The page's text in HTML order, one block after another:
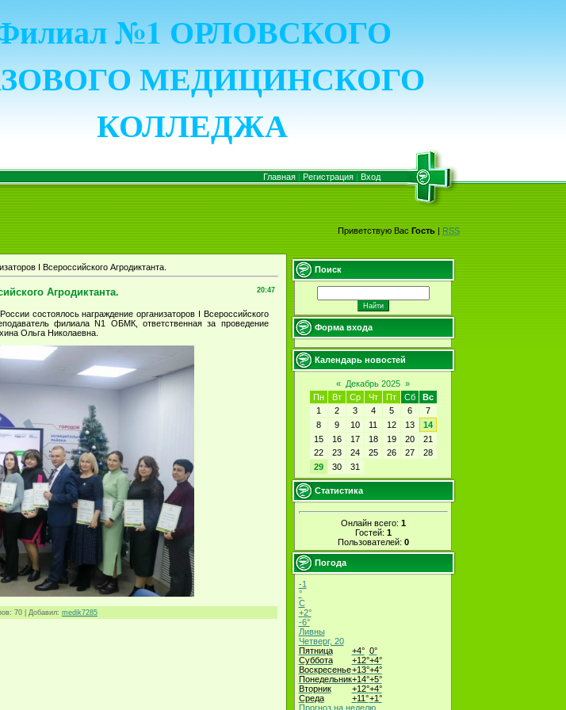
№1 ОРЛОВСКОГО
МЕДИЦИНСКОГО
КОЛЛЕДЖА
Главная| Регистрация| Вход
Приветствую Вас Гость|RSS
I Всероссийского Агродиктанта.
20:47
Агродиктанта.
состоялось награждение организаторов I Всероссийского
филиала N1 ОБМК, ответственная за проведение
Ольга Николаевна.
: 70 | Добавил: medik7285
Поиск
Форма входа
Календарь новостей
« Декабрь 2025 »
Пн
Вт Ср Чт Пт Сб
Вс
1
2 3 4 5 6
7
8
9 10 11 12 13
14
15
16 17 18 19 20
21
22
23 24 25 26 27
28
29
30 31
Статистика
Онлайн всего: 1
Гостей: 1
Пользователей: 0
Погода
-1
°
C
+2°
-6°
Ливны
Четверг, 20
Пятница
+4° 0°
Суббота
+12°+4°
Воскресенье+13°+4°
Понедельник+14°+5°
Вторник
+12°+4°
Среда
+11°+1°
Прогноз на неделю